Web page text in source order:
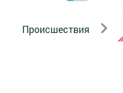
Происшествия